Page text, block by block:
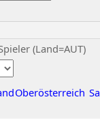
(Land=AUT)
Oberösterreich